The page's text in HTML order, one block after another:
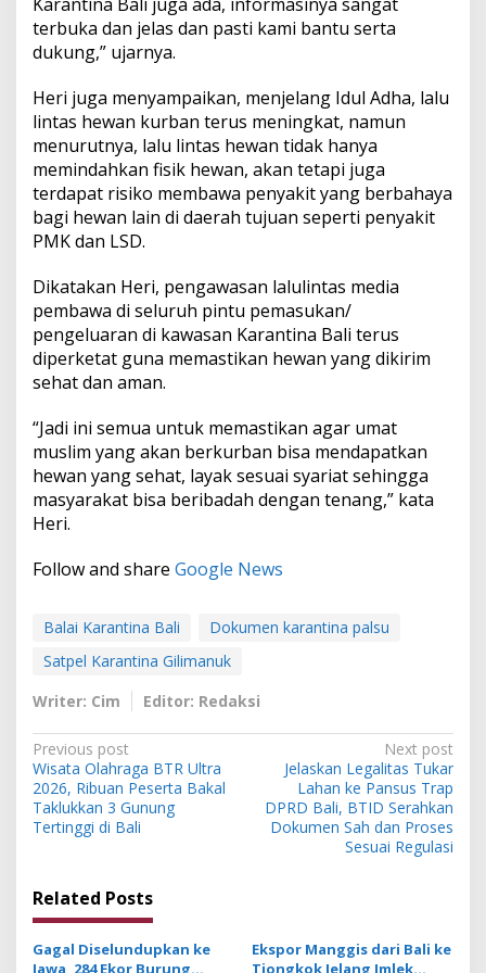
terbuka dan jelas dan pasti kami bantu serta
dukung,” ujarnya.
Heri juga menyampaikan, menjelang Idul Adha, lalu
lintas hewan kurban terus meningkat, namun
menurutnya, lalu lintas hewan tidak hanya
memindahkan fisik hewan, akan tetapi juga
terdapat risiko membawa penyakit yang berbahaya
bagi hewan lain di daerah tujuan seperti penyakit
PMK dan LSD.
Dikatakan Heri, pengawasan lalulintas media
pembawa di seluruh pintu pemasukan/
pengeluaran di kawasan Karantina Bali terus
diperketat guna memastikan hewan yang dikirim
sehat dan aman.
“Jadi ini semua untuk memastikan agar umat
muslim yang akan berkurban bisa mendapatkan
hewan yang sehat, layak sesuai syariat sehingga
masyarakat bisa beribadah dengan tenang,” kata
Heri.
Follow and share Google News
Balai Karantina Bali
Dokumen karantina palsu
Satpel Karantina Gilimanuk
Writer: Cim
Editor: Redaksi
P
o
s
t
a
v
Previous post
Wisata Olahraga BTR Ultra
2026, Ribuan Peserta Bakal
Taklukkan 3 Gunung
Tertinggi di Bali
Next post
Jelaskan Legalitas Tukar
Lahan ke Pansus Trap
DPRD Bali, BTID Serahkan
Dokumen Sah dan Proses
Sesuai Regulasi
Related Posts
Gagal Diselundupkan ke
Jawa, 284 Ekor Burung
Ekspor Manggis dari Bali ke
Tiongkok Jelang Imlek